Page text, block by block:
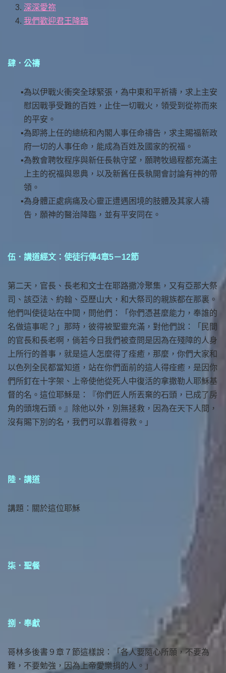
深深愛祢
我們歡迎君王降臨
肆．公禱
為以伊戰火衝突全球緊張，為中東和平祈禱，求上主安
慰因戰爭受難的百姓，止住一切戰火，領受到從祢而來
的平安。
為即將上任的總統和內閣人事任命禱告，求主賜福新政
府一切的人事任命，能成為百姓及國家的祝福。
為教會聘牧程序與新任長執守望，願聘牧過程都充滿主
上主的祝福與恩典，以及新舊任長執開會討論有神的帶
領。
為身體正處病痛及心靈正遭遇困境的肢體及其家人禱
告，願神的醫治降臨，並有平安同在。
伍．講道經文：使徒行傳4章5－12節
第二天，官長、長老和文士在耶路撒冷聚集，又有亞那大祭
司、該亞法、約翰、亞歷山大，和大祭司的親族都在那裏。
他們叫使徒站在中間，問他們：「你們憑甚麼能力，奉誰的
名做這事呢？」那時，彼得被聖靈充滿，對他們說：「民間
的官長和長老啊，倘若今日我們被查問是因為在殘障的人身
上所行的善事，就是這人怎麼得了痊癒，那麼，你們大家和
以色列全民都當知道，站在你們面前的這人得痊癒，是因你
們所釘在十字架、上帝使他從死人中復活的拿撒勒人耶穌基
督的名。這位耶穌是：『你們匠人所丟棄的石頭，已成了房
角的頭塊石頭。』除他以外，別無拯救，因為在天下人間，
沒有賜下別的名，我們可以靠着得救。」
陸．講道
講題：關於這位耶穌
柒．聖餐
捌．奉獻
哥林多後書９章７節這樣說：「各人要隨心所願，不要為
難，不要勉強，因為上帝愛樂捐的人。」